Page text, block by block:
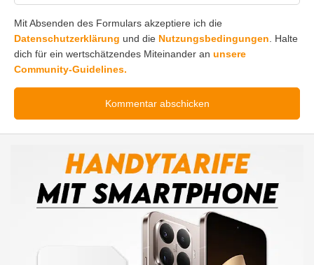
Mit Absenden des Formulars akzeptiere ich die
Datenschutzerklärung und die Nutzungsbedingungen . Halte
dich für ein wertschätzendes Miteinander an unsere
Community-Guidelines.